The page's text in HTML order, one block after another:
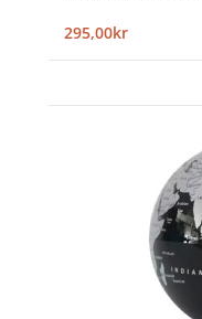
295,00kr